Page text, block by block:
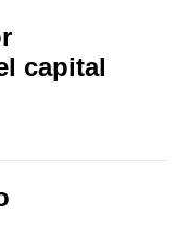
capital